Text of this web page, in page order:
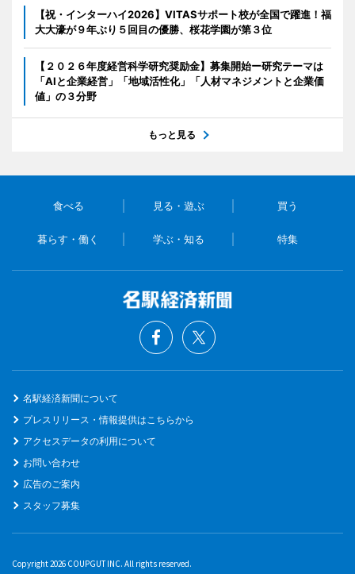
【祝・インターハイ2026】VITASサポート校が全国で躍進！福
大大濠が９年ぶり５回目の優勝、桜花学園が第３位
【２０２６年度経営科学研究奨励金】募集開始ー研究テーマは
「AIと企業経営」「地域活性化」「人材マネジメントと企業価
値」の３分野
もっと見る
食べる 見る・遊ぶ 買う
暮らす・働く 学ぶ・知る 特集
名駅経済新聞について
プレスリリース・情報提供はこちらから
アクセスデータの利用について
お問い合わせ
広告のご案内
スタッフ募集
Copyright 2026 COUPGUT INC. All rights reserved.